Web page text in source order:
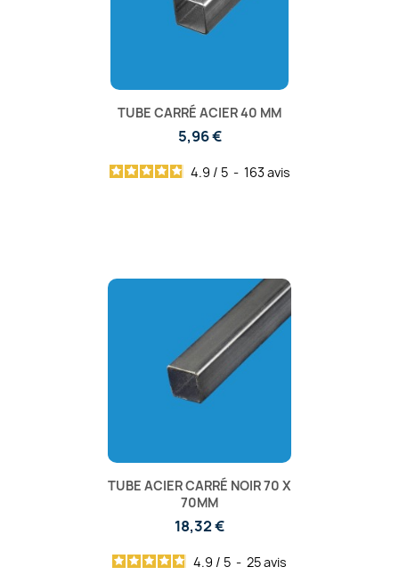
TUBE CARRÉ ACIER 40 MM
5,96 €
4.9 / 5 - 163avis
TUBE ACIER CARRÉ NOIR 70 X
70MM
18,32 €
4.9 / 5 - 25avis